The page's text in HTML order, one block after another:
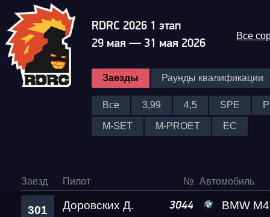
RDRC 2026 1 этап
29 мая — 31 мая 2026
Все
Заезды Раунды квалификации
Все 3,99 4,5 SPE
M-SET M-PROET EC
Заезд Пилот № Автомобиль
301 Доровских Д. 3044
BMW M4